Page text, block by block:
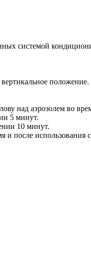
системой
положение.
над аэрозолем во
5 минут.
10 минут.
использования